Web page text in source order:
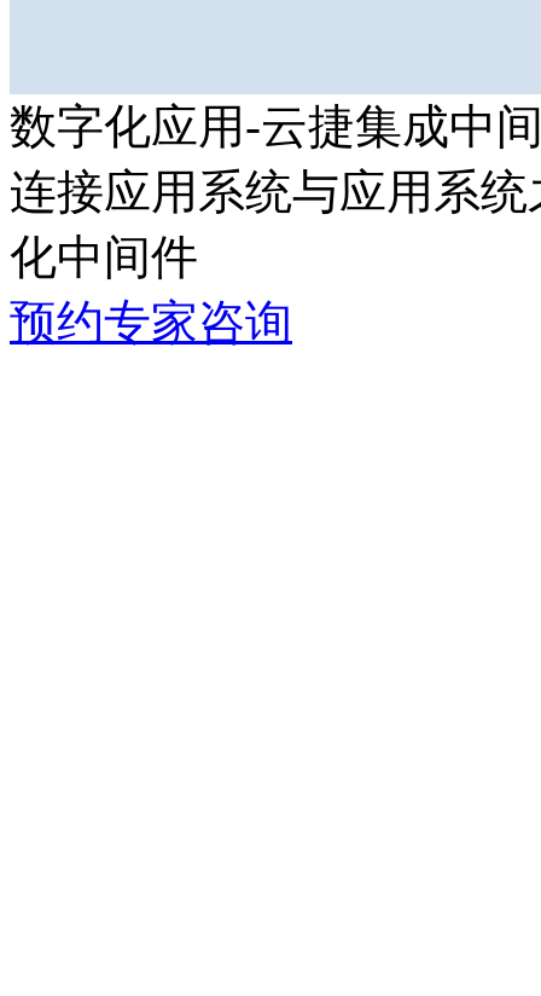
数字化应用-云捷集成中
连接应用系统与应用系统之
化中间件
预约专家咨询